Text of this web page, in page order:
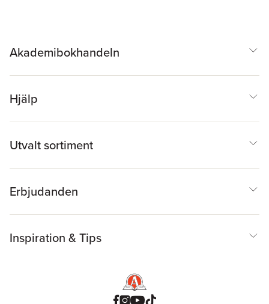
Akademibokhandeln
Hjälp
Utvalt sortiment
Erbjudanden
Inspiration & Tips